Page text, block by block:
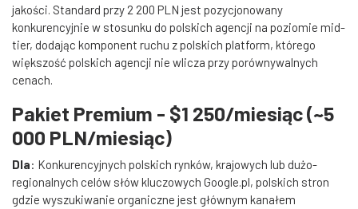
jakości. Standard przy 2 200 PLN jest pozycjonowany
konkurencyjnie w stosunku do polskich agencji na poziomie mid-
tier, dodając komponent ruchu z polskich platform, którego
większość polskich agencji nie wlicza przy porównywalnych
cenach.
Pakiet Premium - $1 250/miesiąc (~5
000 PLN/miesiąc)
Dla: Konkurencyjnych polskich rynków, krajowych lub dużo-
regionalnych celów słów kluczowych Google.pl, polskich stron
gdzie wyszukiwanie organiczne jest głównym kanałem